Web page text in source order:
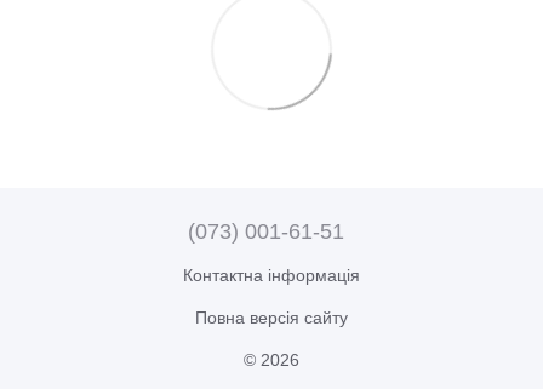
(073) 001-61-51
Контактна інформація
Повна версія сайту
© 2026